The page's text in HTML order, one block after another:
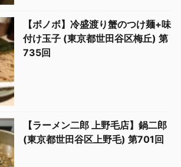
【ボノボ】冷盛渡り蟹のつけ麺+味
付け玉子 (東京都世田谷区梅丘) 第
735回
【ラーメン二郎 上野毛店】鍋二郎
(東京都世田谷区上野毛) 第701回